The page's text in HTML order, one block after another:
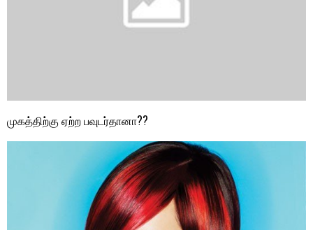
முக‌த்‌தி‌ற்கு ஏ‌ற்ற பவுட‌ர்தானா??